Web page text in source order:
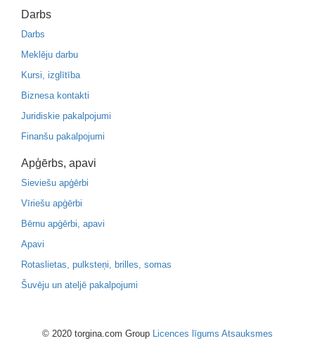
Darbs
Darbs
Meklēju darbu
Kursi, izglītība
Biznesa kontakti
Juridiskie pakalpojumi
Finanšu pakalpojumi
Apģērbs, apavi
Sieviešu apģērbi
Vīriešu apģērbi
Bērnu apģērbi, apavi
Apavi
Rotaslietas, pulksteņi, brilles, somas
Šuvēju un ateljē pakalpojumi
© 2020 torgina.com Group Licences līgums Atsauksmes